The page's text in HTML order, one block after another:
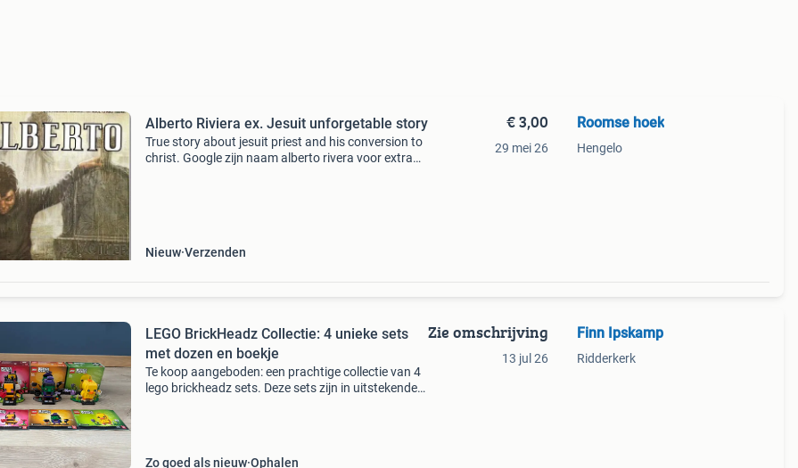
Alberto Riviera ex. Jesuit unforgetable story
True story about jesuit priest and his conversion to
christ. Google zijn naam alberto rivera voor extra
Nieuw Verzenden
€ 3,00
29 mei 26
Roomse hoek
Hengelo
LEGO BrickHeadz Collectie: 4 unieke sets
met dozen en boekje
Te koop aangeboden: een prachtige collectie van 4
lego brickheadz sets. Deze sets zijn in uitstekende
Zo goed als nieuw Ophalen
Zie omschrijving
13 jul 26
Finn Ipskamp
Ridderkerk